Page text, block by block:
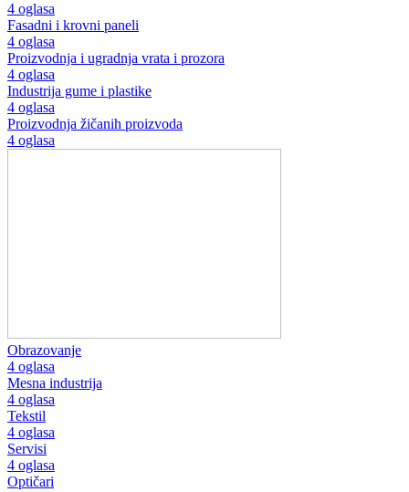
4 oglasa
Fasadni i krovni paneli
4 oglasa
Proizvodnja i ugradnja vrata i prozora
4 oglasa
Industrija gume i plastike
4 oglasa
Proizvodnja žičanih proizvoda
4 oglasa
Obrazovanje
4 oglasa
Mesna industrija
4 oglasa
Tekstil
4 oglasa
Servisi
4 oglasa
Optičari